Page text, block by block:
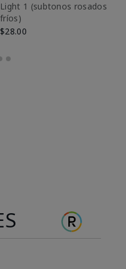
Light 1​ (subtonos rosados
fríos)
$28.00